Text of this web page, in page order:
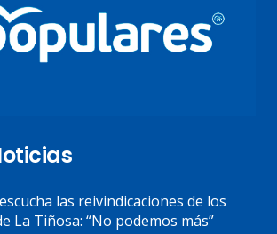
las reivindicaciones de los
La Tiñosa: “No podemos más”